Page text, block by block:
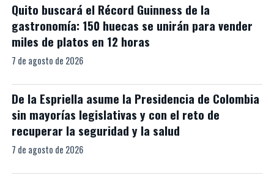
Quito buscará el Récord Guinness de la
gastronomía: 150 huecas se unirán para vender
miles de platos en 12 horas
7 de agosto de 2026
De la Espriella asume la Presidencia de Colombia
sin mayorías legislativas y con el reto de
recuperar la seguridad y la salud
7 de agosto de 2026